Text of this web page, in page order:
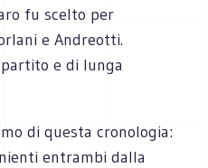
fu scelto per
e Andreotti.
e di lunga
di questa cronologia:
entrambi dalla